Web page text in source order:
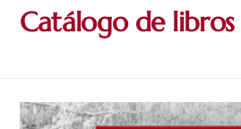
Catálogo de libros